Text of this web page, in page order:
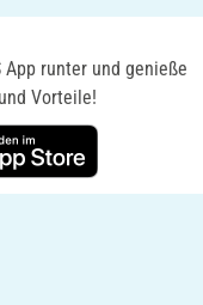
runter und genieße
Vorteile!